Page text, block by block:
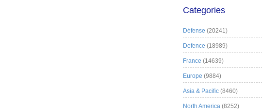
Categories
Défense (20241)
Defence (18989)
France (14639)
Europe (9884)
Asia & Pacific (8460)
North America (8252)